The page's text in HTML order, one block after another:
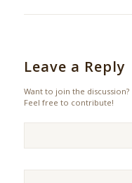
Leave a Reply
Want to join the discussion?
Feel free to contribute!